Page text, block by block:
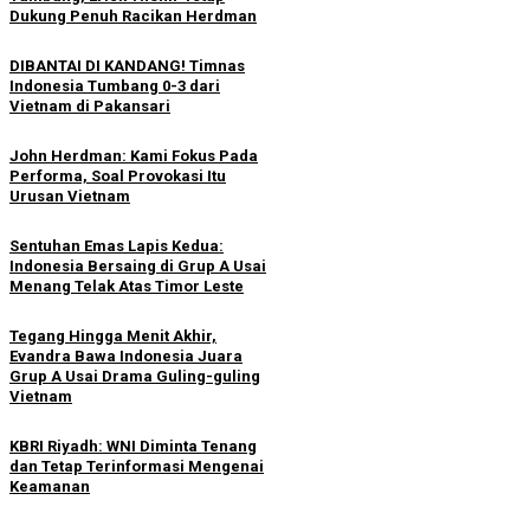
Dukung Penuh Racikan Herdman
DIBANTAI DI KANDANG! Timnas
Indonesia Tumbang 0-3 dari
Vietnam di Pakansari
John Herdman: Kami Fokus Pada
Performa, Soal Provokasi Itu
Urusan Vietnam
Sentuhan Emas Lapis Kedua:
Indonesia Bersaing di Grup A Usai
Menang Telak Atas Timor Leste
Tegang Hingga Menit Akhir,
Evandra Bawa Indonesia Juara
Grup A Usai Drama Guling-guling
Vietnam
KBRI Riyadh: WNI Diminta Tenang
dan Tetap Terinformasi Mengenai
Keamanan